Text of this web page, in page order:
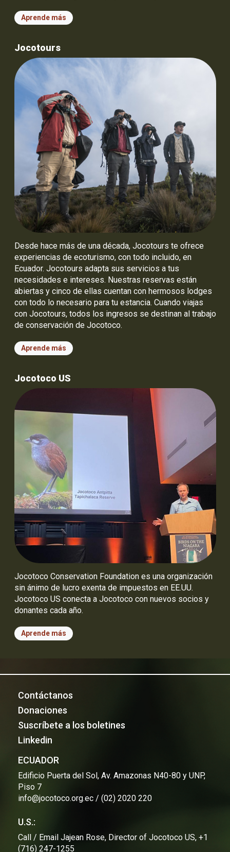
Aprende más
Jocotours
Desde hace más de una década, Jocotours te ofrece
experiencias de ecoturismo, con todo incluido, en
Ecuador. Jocotours adapta sus servicios a tus
necesidades e intereses. Nuestras reservas están
abiertas y cinco de ellas cuentan con hermosos lodges
con todo lo necesario para tu estancia. Cuando viajas
con Jocotours, todos los ingresos se destinan al trabajo
de conservación de Jocotoco.
Aprende más
Jocotoco US
Jocotoco Conservation Foundation es una organización
sin ánimo de lucro exenta de impuestos en EE.UU.
Jocotoco US conecta a Jocotoco con nuevos socios y
donantes cada año.
Aprende más
Contáctanos
Donaciones
Suscríbete a los boletines
Linkedin
ECUADOR
Edificio Puerta del Sol, Av. Amazonas N40-80 y UNP,
Piso 7
info@jocotoco.org.ec / (02) 2020 220
U.S.:
Call / Email Jajean Rose, Director of Jocotoco US, +1
(716) 247-1255